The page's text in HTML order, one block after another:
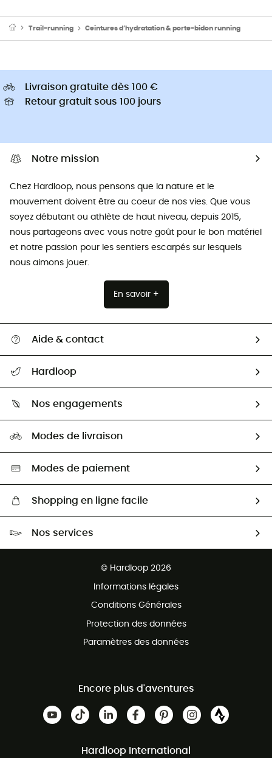
Trail-running Ceintures d’hydratation & porte-bidon running
Livraison gratuite dès 100 €
Retour gratuit sous 100 jours
Notre mission
Chez Hardloop, nous pensons que la nature et le
mouvement doivent être au coeur de nos vies. Que vous
soyez débutant ou athlète de haut niveau, depuis 2015,
nous partageons avec vous notre goût pour le bon matériel
et notre passion pour les sentiers escarpés sur lesquels
nous aimons jouer.
En savoir +
Aide & contact
Guide des tailles
Seconde Main
Aide & Contact
Hardloop
HardGuides
Nos engagements
Sélection éco-responsable
Modes de livraison
Modes de paiement
Shopping en ligne facile
Nos services
© Hardloop 2026
Informations légales
Conditions Générales
Protection des données
Paramètres des données
Encore plus d'aventures
Hardloop International